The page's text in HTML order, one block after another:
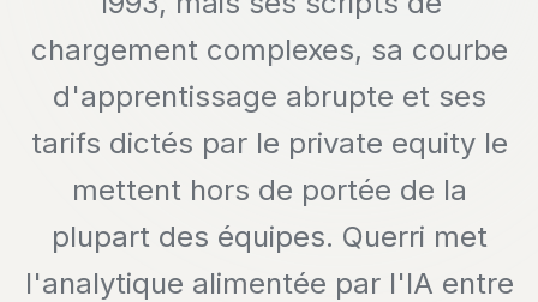
chargement complexes, sa courbe
d'apprentissage abrupte et ses
tarifs dictés par le private equity le
mettent hors de portée de la
plupart des équipes. Querri met
l'analytique alimentée par l'IA entre